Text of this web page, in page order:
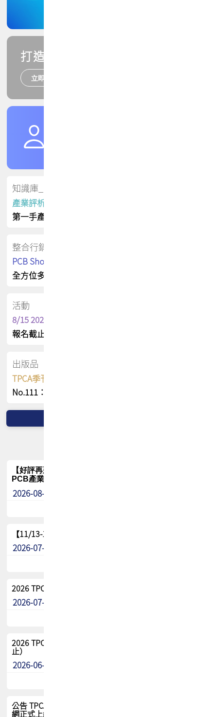
打造您的PCB專業技能
立即報名
知識庫_會員專屬
產業評析報告
第一手產業資訊
整合行銷
PCB Shop 採購指南
全方位多元曝光方案
活動
8/15 2026 TPCA健康盃保齡球聯誼賽
報名截止日 : 8/3 活動日期 : 8/15
出版品
TPCA季刊 FREE 線上版
No.111：PCB全球風險布局與韌性
【好評再延長】PCB GPT 全面開放體驗延長到8月!!
PCB產業專屬 AI 知識平台
2026-08-04
【11/13-15】2026 TPCA 百岳登頂_南橫三星
2026-07-22
2026 TPCA中南區會員問卷暨7/31交流餐敘報名
2026-07-08
2026 TPCA健康盃保齡球聯誼賽 熱烈報名中（8/3報名截
止）
2026-06-29
公告 TPCA 台灣電路板協會官網將迎來新面貌，7/1 新官
網正式上線！